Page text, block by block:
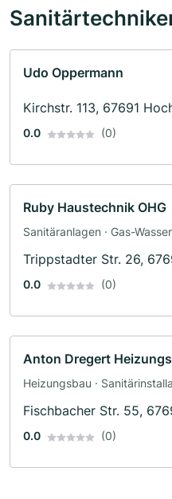
Udo Oppermann
Kirchstr. 113, 67691
0.0 (0)
Ruby Haustechnik OHG
Sanitäranlagen · Gas-
Trippstadter Str. 26,
0.0 (0)
Anton Dregert
Heizungsbau ·
Fischbacher Str. 55,
0.0 (0)